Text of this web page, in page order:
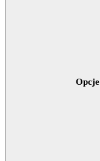
Opcje